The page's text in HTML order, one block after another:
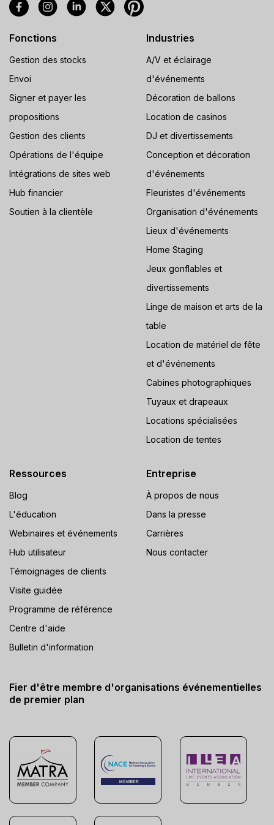
Fonctions
Gestion des stocks
Envoi
Signer et payer les
propositions
Gestion des clients
Opérations de l'équipe
Intégrations de sites web
Hub financier
Soutien à la clientèle
Industries
A/V et éclairage
d'événements
Décoration de ballons
Location de casinos
DJ et divertissements
Conception et décoration
d'événements
Fleuristes d'événements
Organisation d'événements
Lieux d'événements
Home Staging
Jeux gonflables et
divertissements
Linge de maison et arts de la
table
Location de matériel de fête
et d'événements
Cabines photographiques
Tuyaux et drapeaux
Locations spécialisées
Location de tentes
Ressources
Blog
L'éducation
Webinaires et événements
Hub utilisateur
Témoignages de clients
Visite guidée
Programme de référence
Centre d'aide
Bulletin d'information
Entreprise
À propos de nous
Dans la presse
Carrières
Nous contacter
Fier d'être membre d'organisations événementielles
de premier plan